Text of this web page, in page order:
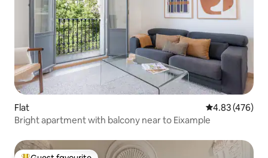
Flat 4.83 out of 5
4.83 (476)
Bright apartment with balcony near to Eixample